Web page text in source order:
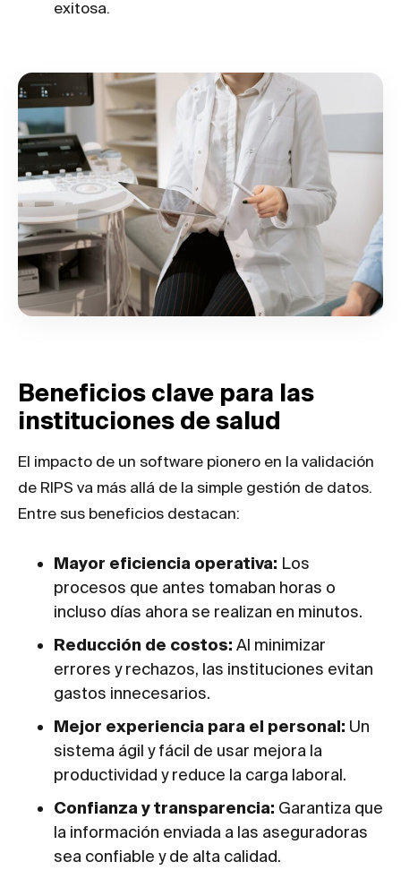
exitosa.
Beneficios clave para las
instituciones de salud
El impacto de un software pionero en la validación
de RIPS va más allá de la simple gestión de datos.
Entre sus beneficios destacan:
Mayor eficiencia operativa: Los
procesos que antes tomaban horas o
incluso días ahora se realizan en minutos.
Reducción de costos: Al minimizar
errores y rechazos, las instituciones evitan
gastos innecesarios.
Mejor experiencia para el personal: Un
sistema ágil y fácil de usar mejora la
productividad y reduce la carga laboral.
Confianza y transparencia: Garantiza que
la información enviada a las aseguradoras
sea confiable y de alta calidad.